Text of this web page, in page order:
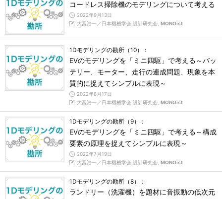
コードレス掃除機のモデリングについて考える
2022年9月13日
大富浩一／日本機械学会 設計研究会, MONOist
1Dモデリングの勘所（10）：
EVのモデリングを「ミニ四駆」で考える～バッ
テリー、モーター、走行の連成問題、現象を本
質的に捉えてシンプルに表現～
2022年8月17日
大富浩一／日本機械学会 設計研究会, MONOist
1Dモデリングの勘所（9）：
EVのモデリングを「ミニ四駆」で考える～構成
要素の原理を捉えてシンプルに表現～
2022年7月19日
大富浩一／日本機械学会 設計研究会, MONOist
1Dモデリングの勘所（8）：
ランドリー（洗濯機）を題材に音振動の低次元